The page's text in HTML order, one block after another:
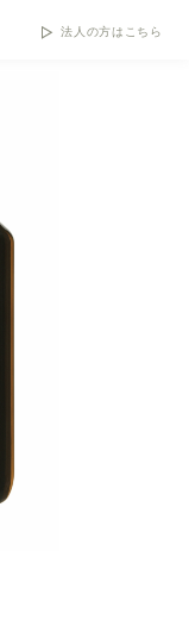
法人の方はこちら